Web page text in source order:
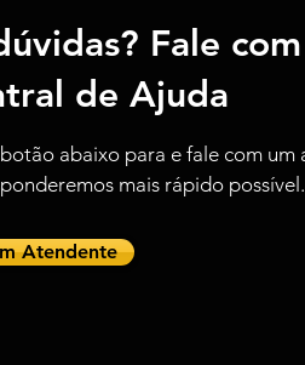
? Fale com
de Ajuda
abaixo para e fale com um
mais rápido possível.
Atendente